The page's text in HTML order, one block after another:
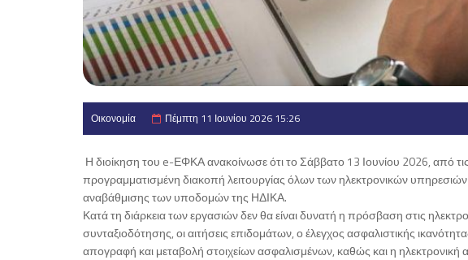
Οικονομία Πέμπτη 11 Ιουνίου 2026 15:26
Η διοίκηση του e-ΕΦΚΑ ανακοίνωσε ότι το Σάββατο 13 Ιουνίου 2026, από
προγραμματισμένη διακοπή λειτουργίας όλων των ηλεκτρονικών
αναβάθμισης των υποδομών της ΗΔΙΚΑ.
Κατά τη διάρκεια των εργασιών δεν θα είναι δυνατή η πρόσβαση στις
συνταξιοδότησης, οι αιτήσεις επιδομάτων, ο έλεγχος ασφαλιστικής
απογραφή και μεταβολή στοιχείων ασφαλισμένων, καθώς και η ηλεκτρονική